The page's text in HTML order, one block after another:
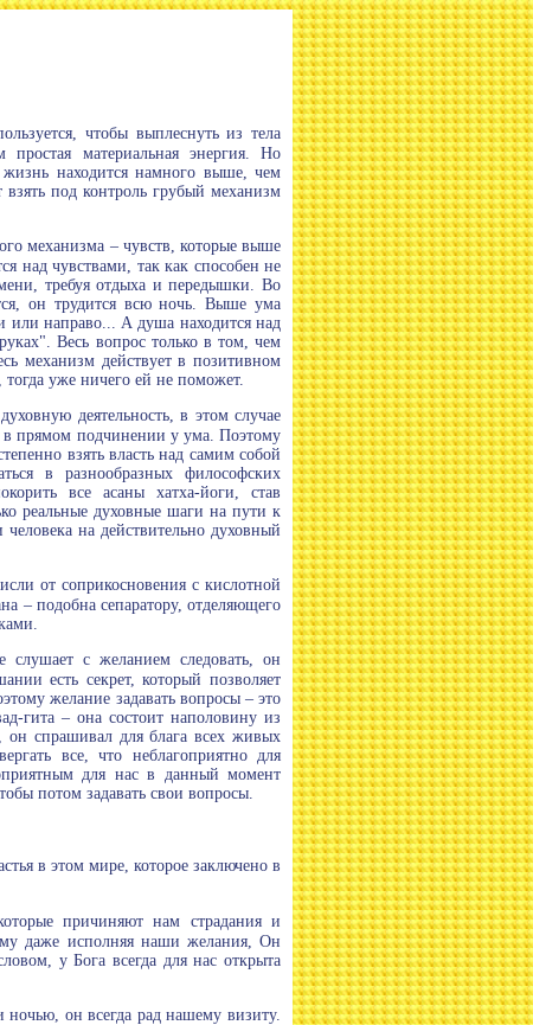
чтобы выплеснуть из тела
материальная энергия. Но
находится намного выше, чем
под контроль грубый механизм
механизма – чувств, которые выше
над чувствами, так как способен не
требуя отдыха и передышки. Во
он трудится всю ночь. Выше ума
или направо... А душа находится над
Весь вопрос только в том, чем
механизм действует в позитивном
уже ничего ей не поможет.
деятельность, в этом случае
в прямом подчинении у ума. Поэтому
взять власть над самим собой
в разнообразных философских
все асаны хатха-йоги, став
реальные духовные шаги на пути к
на действительно духовный
от соприкосновения с кислотной
– подобна сепаратору, отделяющего
слушает с желанием следовать, он
есть секрет, который позволяет
желание задавать вопросы – это
гита – она состоит наполовину из
спрашивал для блага всех живых
все, что неблагоприятно для
для нас в данный момент
потом задавать свои вопросы.
в этом мире, которое заключено в
причиняют нам страдания и
даже исполняя наши желания, Он
у Бога всегда для нас открыта
он всегда рад нашему визиту.